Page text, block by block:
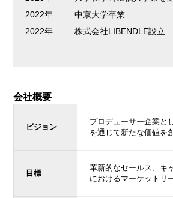
2022年
中京大学卒業
2022年
株式会社LIBENDLE設立
会社概要
ビジョン
プロデューサー企業と
を通じて新たな価値を
目標
革新的なセールス、キ
におけるマーケットリ